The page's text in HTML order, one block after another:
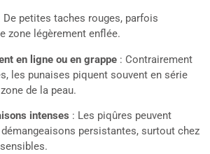
De petites taches rouges, parfois
zone légèrement enflée.
en ligne ou en grappe : Contrairement
les punaises piquent souvent en série
de la peau.
intenses : Les piqûres peuvent
persistantes, surtout chez